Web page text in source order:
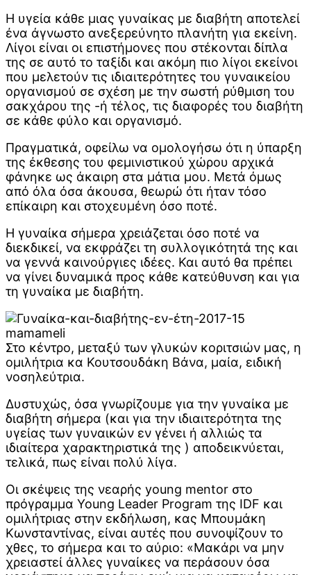
Η υγεία κάθε μιας γυναίκας με διαβήτη αποτελεί
ένα άγνωστο ανεξερεύνητο πλανήτη για εκείνη.
Λίγοι είναι οι επιστήμονες που στέκονται δίπλα
της σε αυτό το ταξίδι και ακόμη πιο λίγοι εκείνοι
που μελετούν τις ιδιαιτερότητες του γυναικείου
οργανισμού σε σχέση με την σωστή ρύθμιση του
σακχάρου της -ή τέλος, τις διαφορές του διαβήτη
σε κάθε φύλο και οργανισμό.
Πραγματικά, οφείλω να ομολογήσω ότι η ύπαρξη
της έκθεσης του φεμινιστικού χώρου αρχικά
φάνηκε ως άκαιρη στα μάτια μου. Μετά όμως
από όλα όσα άκουσα, θεωρώ ότι ήταν τόσο
επίκαιρη και στοχευμένη όσο ποτέ.
Η γυναίκα σήμερα χρειάζεται όσο ποτέ να
διεκδικεί, να εκφράζει τη συλλογικότητά της και
να γεννά καινούργιες ιδέες. Και αυτό θα πρέπει
να γίνει δυναμικά προς κάθε κατεύθυνση και για
τη γυναίκα με διαβήτη.
Στο κέντρο, μεταξύ των γλυκών κοριτσιών μας, η
ομιλήτρια κα Κουτσουδάκη Βάνα, μαία, ειδική
νοσηλεύτρια.
Δυστυχώς, όσα γνωρίζουμε για την γυναίκα με
διαβήτη σήμερα (και για την ιδιαιτερότητα της
υγείας των γυναικών εν γένει ή αλλιώς τα
ιδιαίτερα χαρακτηριστικά της ) αποδεικνύεται,
τελικά, πως είναι πολύ λίγα.
Οι σκέψεις της νεαρής young mentor στο
πρόγραμμα Young Leader Program της IDF και
ομιλήτριας στην εκδήλωση, κας Μπουμάκη
Κωνσταντίνας, είναι αυτές που συνοψίζουν το
χθες, το σήμερα και το αύριο: «Μακάρι να μην
χρειαστεί άλλες γυναίκες να περάσουν όσα